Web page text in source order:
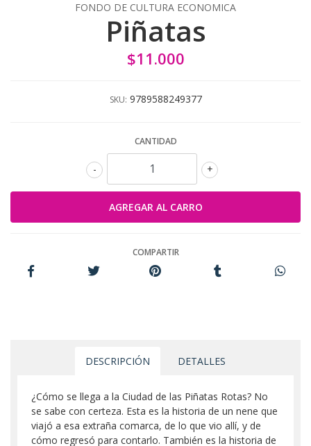
FONDO DE CULTURA ECONOMICA
Piñatas
$11.000
SKU: 9789588249377
CANTIDAD
+
-
COMPARTIR
DESCRIPCIÓN DETALLES
¿Cómo se llega a la Ciudad de las Piñatas Rotas? No
se sabe con certeza. Esta es la historia de un nene que
viajó a esa extraña comarca, de lo que vio allí, y de
cómo regresó para contarlo. También es la historia de